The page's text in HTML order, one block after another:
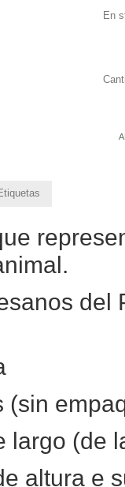
En
del
(sin
largo (de
e su